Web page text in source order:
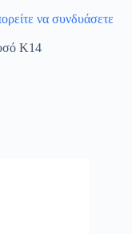
να συνδυάσετε
Κ14